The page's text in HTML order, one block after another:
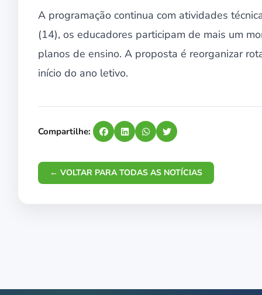
A programação continua com atividades
(14), os educadores participam de mais um
planos de ensino. A proposta é reorganizar
início do ano letivo.
Compartilhe:
← VOLTAR PARA TODAS AS NOTÍCIAS